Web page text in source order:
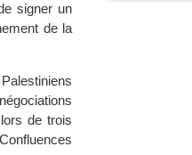
signer un
de la
de trois